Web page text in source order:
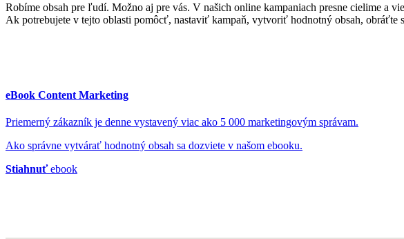
Robíme obsah pre ľudí. Možno aj pre vás. V našich online kampaniach presne cielime a
Ak potrebujete v tejto oblasti pomôcť, nastaviť kampaň, vytvoriť hodnotný obsah, obráťte
eBook Content Marketing
Priemerný zákazník je denne vystavený viac ako 5 000 marketingovým správam.
Ako správne vytvárať hodnotný obsah sa dozviete v našom ebooku.
Stiahnuťebook